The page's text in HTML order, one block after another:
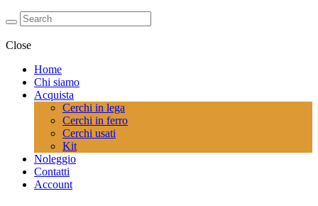
Close
Home
Chi siamo
Acquista
Cerchi in lega
Cerchi in ferro
Cerchi usati
Kit
Noleggio
Contatti
Account